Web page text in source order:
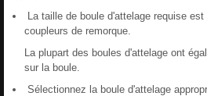
La taille de boule d'attelage requise
coupleurs de remorque.
La plupart des boules d'attelage ont
sur la boule.
Sélectionnez la boule d'attelage